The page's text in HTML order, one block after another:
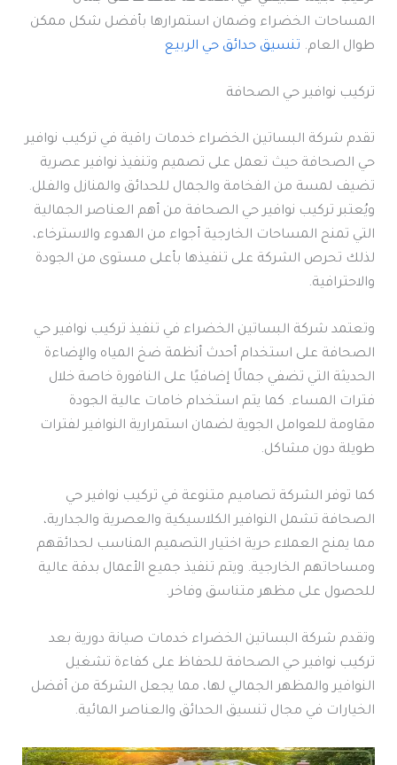
المساحات الخضراء وضمان استمرارها بأفضل شكل ممكن
طوال العام. تنسيق حدائق حي الربيع
تركيب نوافير حي الصحافة
تقدم شركة البساتين الخضراء خدمات راقية في تركيب نوافير
حي الصحافة حيث تعمل على تصميم وتنفيذ نوافير عصرية
تضيف لمسة من الفخامة والجمال للحدائق والمنازل والفلل.
ويُعتبر تركيب نوافير حي الصحافة من أهم العناصر الجمالية
التي تمنح المساحات الخارجية أجواء من الهدوء والاسترخاء،
لذلك تحرص الشركة على تنفيذها بأعلى مستوى من الجودة
والاحترافية.
وتعتمد شركة البساتين الخضراء في تنفيذ تركيب نوافير حي
الصحافة على استخدام أحدث أنظمة ضخ المياه والإضاءة
الحديثة التي تضفي جمالًا إضافيًا على النافورة خاصة خلال
فترات المساء. كما يتم استخدام خامات عالية الجودة
مقاومة للعوامل الجوية لضمان استمرارية النوافير لفترات
طويلة دون مشاكل.
كما توفر الشركة تصاميم متنوعة في تركيب نوافير حي
الصحافة تشمل النوافير الكلاسيكية والعصرية والجدارية،
مما يمنح العملاء حرية اختيار التصميم المناسب لحدائقهم
ومساحاتهم الخارجية. ويتم تنفيذ جميع الأعمال بدقة عالية
للحصول على مظهر متناسق وفاخر.
وتقدم شركة البساتين الخضراء خدمات صيانة دورية بعد
تركيب نوافير حي الصحافة للحفاظ على كفاءة تشغيل
النوافير والمظهر الجمالي لها، مما يجعل الشركة من أفضل
الخيارات في مجال تنسيق الحدائق والعناصر المائية.